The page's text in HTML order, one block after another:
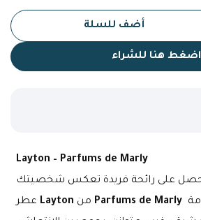
اضغط هنا للشراء
أضف للسلة
Layton – Parfums de Marly
Layton Parfums de Marly